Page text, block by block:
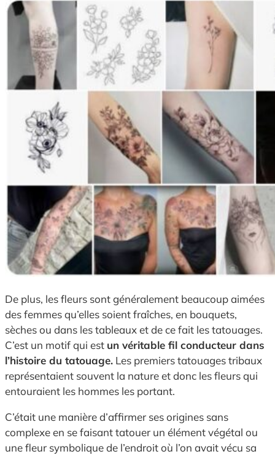
De plus, les fleurs sont généralement beaucoup aimées
des femmes qu’elles soient fraîches, en bouquets,
sèches ou dans les tableaux et de ce fait les tatouages.
C’est un motif qui est un véritable fil conducteur dans
l’histoire du tatouage. Les premiers tatouages tribaux
représentaient souvent la nature et donc les fleurs qui
entouraient les hommes les portant.
C’était une manière d’affirmer ses origines sans
complexe en se faisant tatouer un élément végétal ou
une fleur symbolique de l’endroit où l’on avait vécu sa